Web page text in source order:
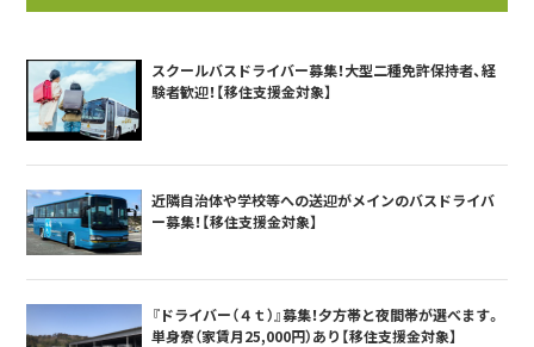
スクールバスドライバー募集！大型二種免許保持者、経
験者歓迎！【移住支援金対象】
近隣自治体や学校等への送迎がメインのバスドライバ
ー募集！【移住支援金対象】
『ドライバー（４ｔ）』募集！夕方帯と夜間帯が選べます。
単身寮（家賃月25,000円）あり【移住支援金対象】